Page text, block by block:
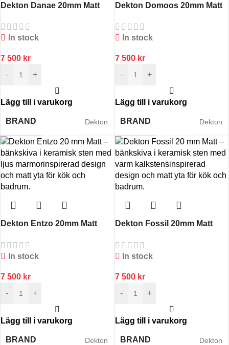
Dekton Danae 20mm Matt
In stock
7 500 kr
-
+
Lägg till i varukorg
BRAND Dekton
Dekton Domoos 20mm Matt
In stock
7 500 kr
-
+
Lägg till i varukorg
BRAND Dekton
Dekton Entzo 20mm Matt
In stock
7 500 kr
-
+
Lägg till i varukorg
BRAND Dekton
Dekton Fossil 20mm Matt
In stock
7 500 kr
-
+
Lägg till i varukorg
BRAND Dekton